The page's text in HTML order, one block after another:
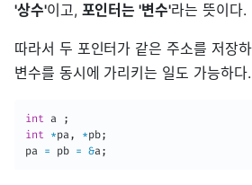
'상수'이고, 포인터는 '변수'라는 뜻이다.
따라서 두 포인터가 같은 주소를 저장
변수를 동시에 가리키는 일도 가능하다.
int a
;
int
*pa , *pb;
pa = pb = &a ;